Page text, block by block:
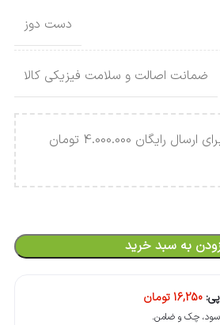
دست دوز
ضمانت اصالت و سلامت فیزیکی کالا
حداقل میزان خرید برای ارسال رایگان 4.000.000 تومان
به سبد خرید
16,250تومان